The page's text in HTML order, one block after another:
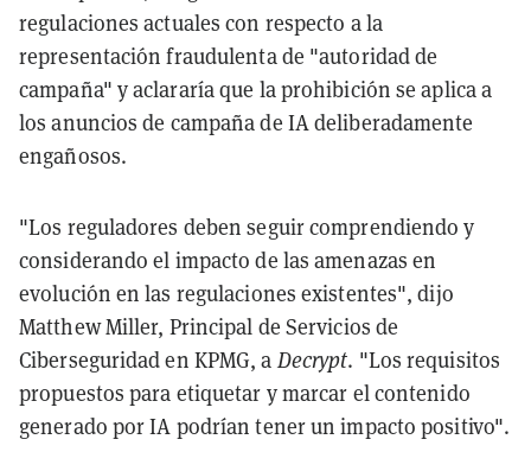
regulaciones actuales con respecto a la
representación fraudulenta de "autoridad de
campaña" y aclararía que la prohibición se aplica a
los anuncios de campaña de IA deliberadamente
engañosos.
"Los reguladores deben seguir comprendiendo y
considerando el impacto de las amenazas en
evolución en las regulaciones existentes", dijo
Matthew Miller, Principal de Servicios de
Ciberseguridad en KPMG, a Decrypt. "Los requisitos
propuestos para etiquetar y marcar el contenido
generado por IA podrían tener un impacto positivo".